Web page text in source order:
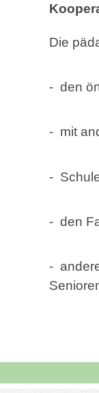
Die
- den
- mit
-
- den
-